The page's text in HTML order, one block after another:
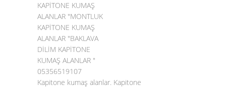
KAPİTONE KUMAŞ
ALANLAR "MONTLUK
KAPİTONE KUMAŞ
ALANLAR "BAKLAVA
DİLİM KAPİTONE
KUMAŞ ALANLAR "
05356519107
Kapitone kumaş alanlar. Kapitone